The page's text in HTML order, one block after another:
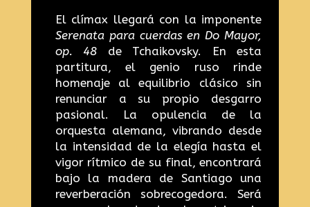
El clímax llegará con la imponente
Serenata para cuerdas en Do Mayor,
op. 48 de Tchaikovsky. En esta
partitura, el genio ruso rinde
homenaje al equilibrio clásico sin
renunciar a su propio desgarro
pasional. La opulencia de la
orquesta alemana, vibrando desde
la intensidad de la elegía hasta el
vigor rítmico de su final, encontrará
bajo la madera de Santiago una
reverberación sobrecogedora. Será